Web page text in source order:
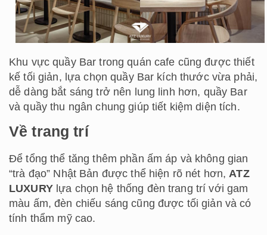
Khu vực quầy Bar trong quán cafe cũng được thiết
kế tối giản, lựa chọn quầy Bar kích thước vừa phải,
dễ dàng bắt sáng trở nên lung linh hơn, quầy Bar
và quầy thu ngân chung giúp tiết kiệm diện tích.
Về trang trí
Để tổng thể tăng thêm phần ấm áp và không gian
“trà đạo” Nhật Bản được thể hiện rõ nét hơn,ATZ
LUXURYlựa chọn hệ thống đèn trang trí với gam
màu ấm, đèn chiếu sáng cũng được tối giản và có
tính thẩm mỹ cao.